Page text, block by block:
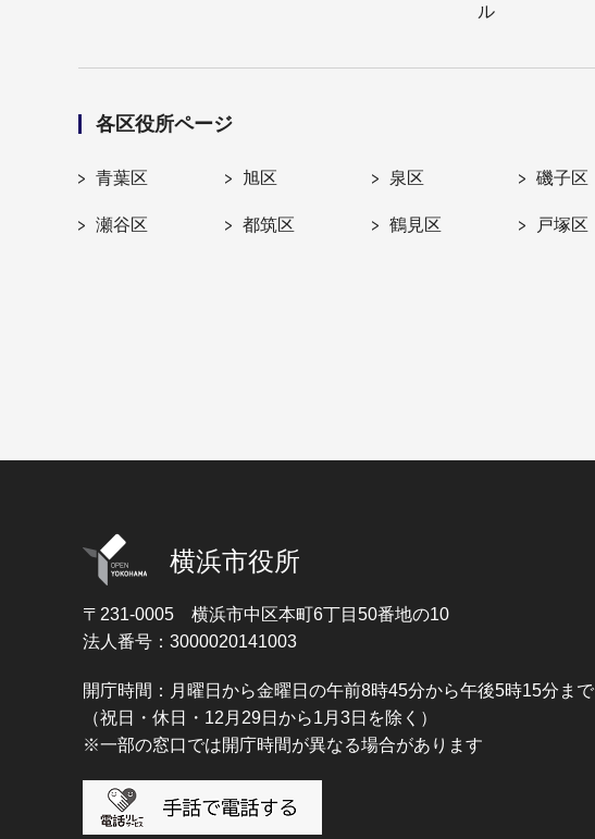
ル
各区役所ページ
青葉区 旭区 泉区 磯子区
瀬谷区 都筑区 鶴見区 戸塚区
横浜市役所
〒231-0005 横浜市中区本町6丁目50番地の10
法人番号：3000020141003
開庁時間：月曜日から金曜日の午前8時45分から午後5時15分まで
（祝日・休日・12月29日から1月3日を除く）
※一部の窓口では開庁時間が異なる場合があります